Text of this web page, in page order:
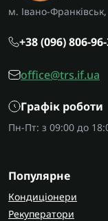
м. Івано-
+38 (096) 806-
office@trs.if.ua
Графік роботи
Пн-Пт: з 09:00 до
Популярне
Кондиціонери
Рекуператори